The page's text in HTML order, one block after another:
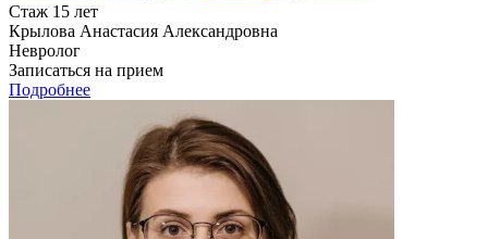
Стаж 15 лет
Крылова Анастасия Александровна
Невролог
Записаться на прием
Подробнее